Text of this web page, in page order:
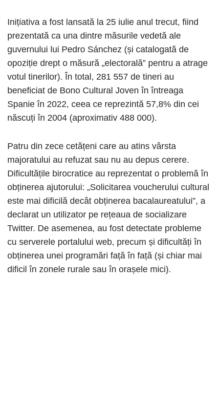
Inițiativa a fost lansată la 25 iulie anul trecut, fiind
prezentată ca una dintre măsurile vedetă ale
guvernului lui Pedro Sánchez (și catalogată de
opoziție drept o măsură „electorală” pentru a atrage
votul tinerilor). În total, 281 557 de tineri au
beneficiat de Bono Cultural Joven în întreaga
Spanie în 2022, ceea ce reprezintă 57,8% din cei
născuți în 2004 (aproximativ 488 000).
Patru din zece cetățeni care au atins vârsta
majoratului au refuzat sau nu au depus cerere.
Dificultățile birocratice au reprezentat o problemă în
obținerea ajutorului: „Solicitarea voucherului cultural
este mai dificilă decât obținerea bacalaureatului”, a
declarat un utilizator pe rețeaua de socializare
Twitter. De asemenea, au fost detectate probleme
cu serverele portalului web, precum și dificultăți în
obținerea unei programări față în față (și chiar mai
dificil în zonele rurale sau în orașele mici).